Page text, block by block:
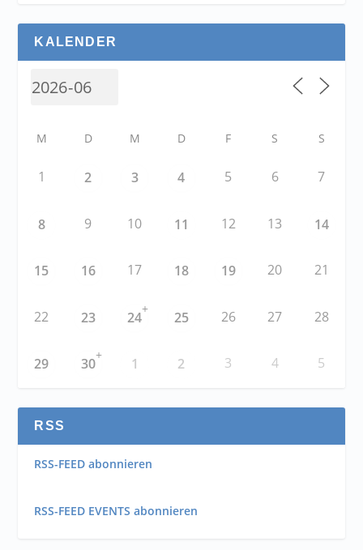
KALENDER
M D M D F S S
1 2 3 4 5 6 7
8 9 10 11 12 13 14
15 16 17 18 19 20 21
22 23 24
+
25 26 27 28
29 30
+
1 2 3 4 5
RSS
RSS-FEED abonnieren
RSS-FEED EVENTS abonnieren